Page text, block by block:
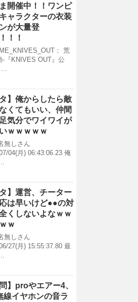
開催中！！ワンピ
ャラクターの衣装
が大量登
！！
： 荒
-『KNIVES OUT』公
…
タ】俺からしたら敵
くてもいい、仲間
気分でワイワイが
ｗｗｗｗｗ
無しさん
04(月) 06:43:06.23 俺
タ】運営、チーター
は早いけど●●の対
くしないよなｗｗ
ｗ
無しさん
27(月) 15:55:37.80 最
問】proやエアー4、
線イヤホンの音ラ